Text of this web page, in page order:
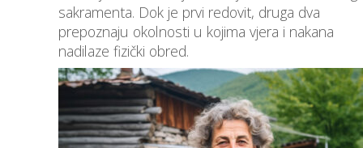
sakramenta. Dok je prvi redovit, druga dva
prepoznaju okolnosti u kojima vjera i nakana
nadilaze fizički obred.